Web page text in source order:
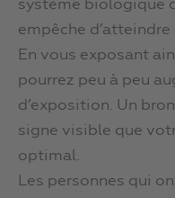
système biologique
empêche d’atteindre
En vous exposant
pourrez peu à peu
d’exposition. Un
signe visible que
optimal.
Les personnes qui